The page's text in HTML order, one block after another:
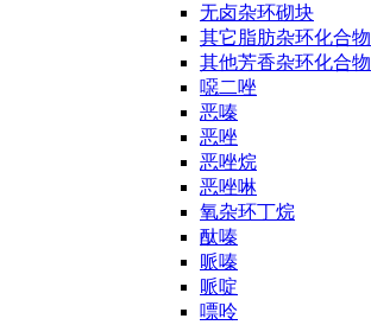
无卤杂环砌块
其它脂肪杂环化合物
其他芳香杂环化合物
噁二唑
恶嗪
恶唑
恶唑烷
恶唑啉
氧杂环丁烷
酞嗪
哌嗪
哌啶
嘌呤